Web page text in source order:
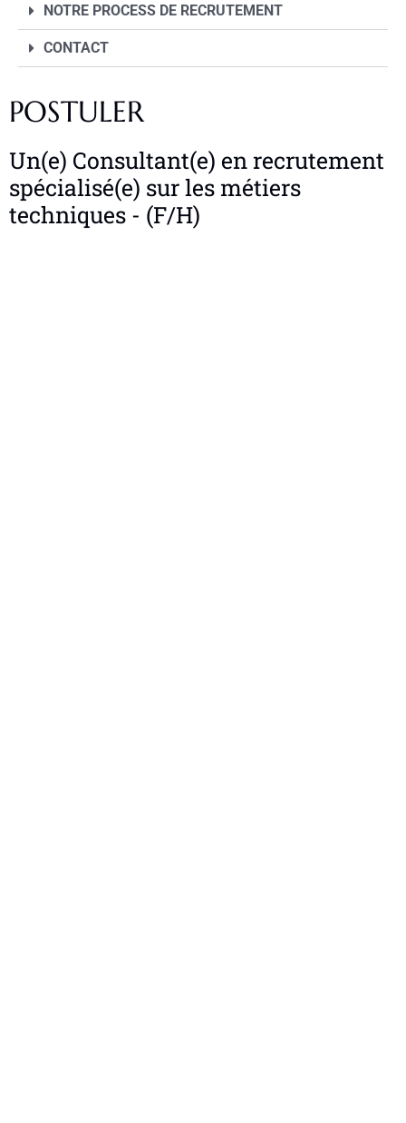
NOTRE PROCESS DE RECRUTEMENT
CONTACT
POSTULER
Un(e) Consultant(e) en recrutement
spécialisé(e) sur les métiers
techniques - (F/H)